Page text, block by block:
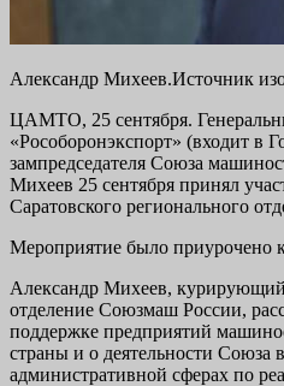
Александр Михеев.Источник
ЦАМТО, 25 сентября.
«Рособоронэкспорт» (входит в
зампредседателя Союза
Михеев 25 сентября принял
Саратовского регионального
Мероприятие было приурочено
Александр Михеев, курирующий
отделение Союзмаш России,
поддержке предприятий
страны и о деятельности Союза
административной сферах по